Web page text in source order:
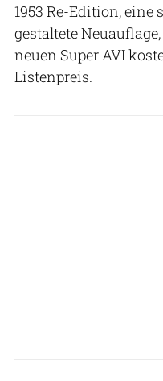
1953 Re-Edition,
gestaltete
neuen Super AVI
Listenpreis.